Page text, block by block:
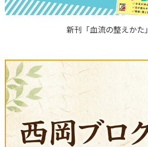
新刊「血流の整えかた」